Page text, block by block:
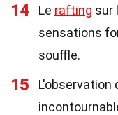
14 Le rafting sur
sensations
souffle.
15
L'observation